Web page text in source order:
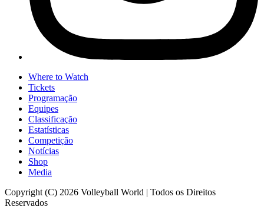
Where to Watch
Tickets
Programação
Equipes
Classificação
Estatísticas
Competição
Notícias
Shop
Media
Copyright (C) 2026 Volleyball World | Todos os Direitos
Reservados